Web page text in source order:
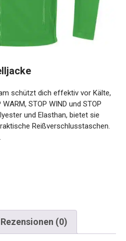
WARM, STOP WIND und
Polyester und Elasthan, bietet
praktische
in vielen Größen.
Rezensionen (0)